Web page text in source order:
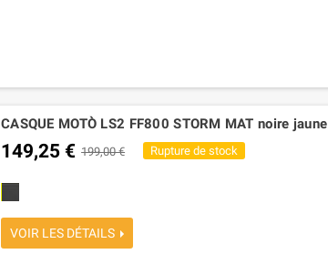
CASQUE MOTÒ LS2 FF800 STORM MAT noire jaune
149,25 € 199,00 € Rupture de stock
VOIR LES DÉTAILS